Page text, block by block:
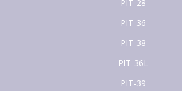
PIT-28
PIT-36
PIT-38
PIT-36L
PIT-39